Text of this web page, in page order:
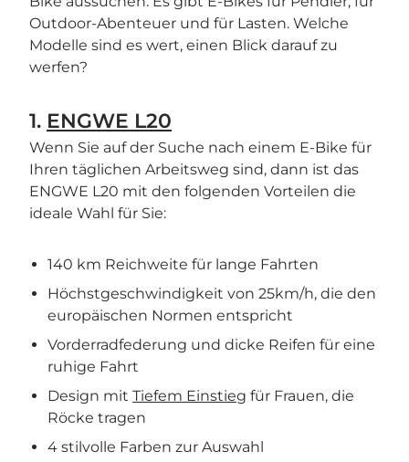
Outdoor-Abenteuer und für Lasten. Welche
Modelle sind es wert, einen Blick darauf zu
werfen?
1. ENGWE L20
Wenn Sie auf der Suche nach einem E-Bike für
Ihren täglichen Arbeitsweg sind, dann ist das
ENGWE L20 mit den folgenden Vorteilen die
ideale Wahl für Sie:
140 km Reichweite für lange Fahrten
Höchstgeschwindigkeit von 25km/h, die den
europäischen Normen entspricht
Vorderradfederung und dicke Reifen für eine
ruhige Fahrt
Design mit Tiefem Einstieg für Frauen, die
Röcke tragen
4 stilvolle Farben zur Auswahl